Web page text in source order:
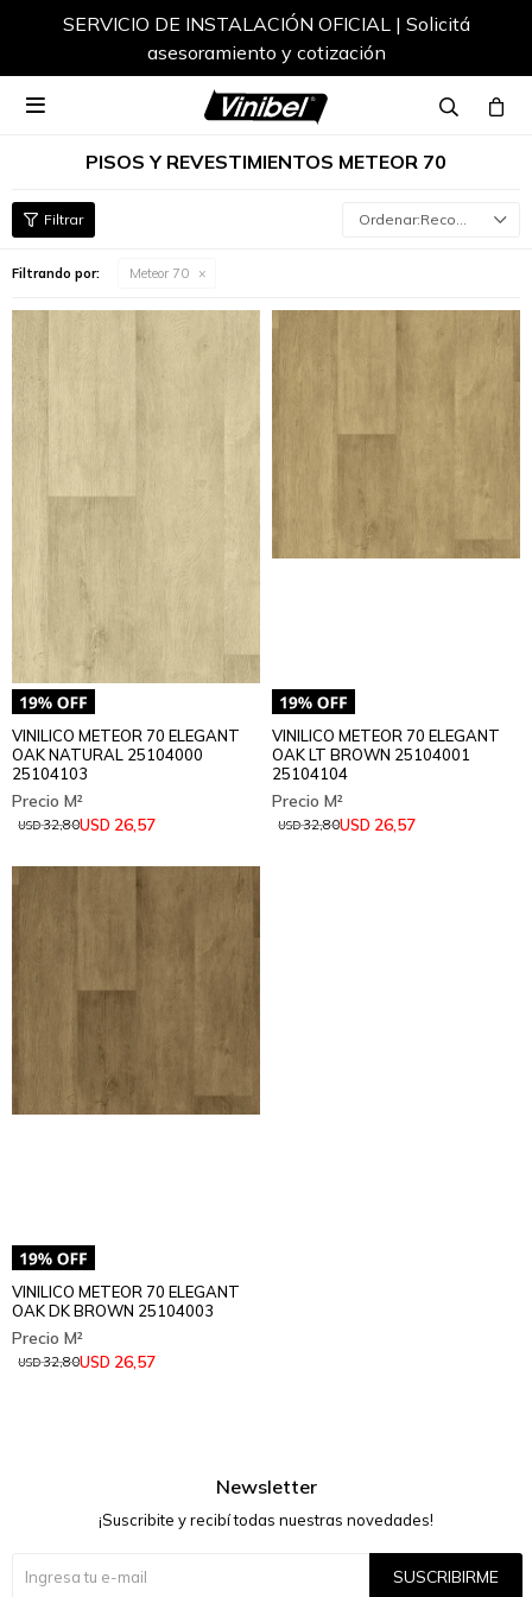
SERVICIO DE INSTALACIÓN OFICIAL | Solicitá
asesoramiento y cotización

PISOS Y REVESTIMIENTOS METEOR 70
Recomendados
Filtrando por: Meteor 70
VINILICO METEOR 70 ELEGANT
OAK NATURAL 25104000
25104103
USD 26,57
USD32,80
VINILICO METEOR 70 ELEGANT
OAK LT BROWN 25104001
25104104
USD 26,57
USD32,80
VINILICO METEOR 70 ELEGANT
OAK DK BROWN 25104003
USD 26,57
USD32,80
Newsletter
¡Suscribite y recibí todas nuestras novedades!
SUSCRIBIRME